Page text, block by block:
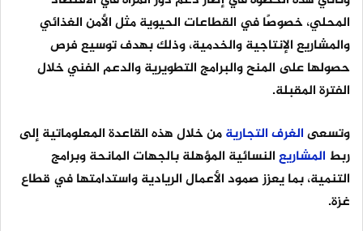
المحلي، خصوصًا في القطاعات الحيوية مثل الأمن الغذائي
والمشاريع الإنتاجية والخدمية، وذلك بهدف توسيع فرص
حصولها على المنح والبرامج التطويرية والدعم الفني خلال
الفترة المقبلة.
وتسعىالغرفالتجاريةمن خلال هذه القاعدة المعلوماتية إلى
ربط المشاريعالنسائية المؤهلة بالجهات المانحة وبرامج
التنمية، بما يعزز صمود الأعمال الريادية واستدامتها في قطاع
غزة.